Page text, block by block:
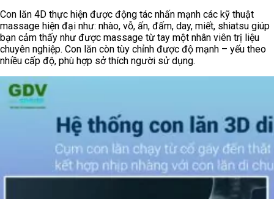
Con lăn 4D thực hiện được động tác nhấn mạnh các kỹ thuật
massage hiện đại như: nhào, vỗ, ấn, đấm, day, miết, shiatsu giúp
bạn cảm thấy như được massage từ tay một nhân viên trị liệu
chuyên nghiệp. Con lăn còn tùy chỉnh được độ mạnh – yếu theo
nhiều cấp độ, phù hợp sở thích người sử dụng.